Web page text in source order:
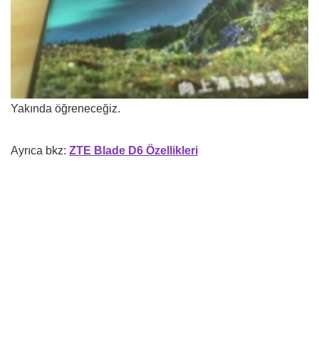
Yakında öğreneceğiz.
Ayrıca bkz: ZTE Blade D6 Özellikleri